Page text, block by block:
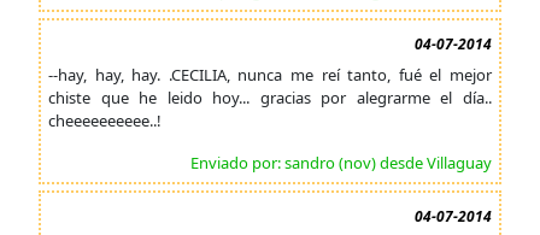
04-07-2014
--hay, hay, hay. .CECILIA, nunca me reí tanto, fué el mejor
chiste que he leido hoy... gracias por alegrarme el día..
cheeeeeeeeee..!
Enviado por: sandro (nov) desde Villaguay
04-07-2014